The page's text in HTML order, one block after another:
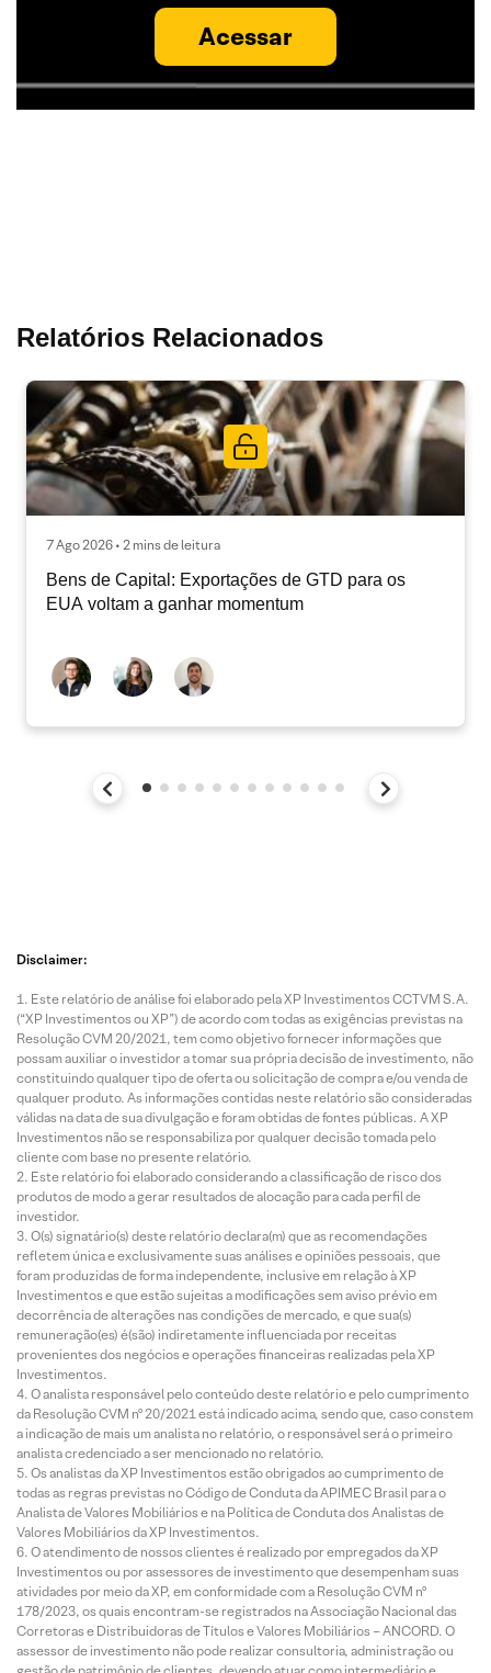
Acessar
Relatórios Relacionados
7 Ago 2026 • 2 mins de leitura
Bens de Capital: Exportações de GTD para os
EUA voltam a ganhar momentum
Disclaimer:
Este relatório de análise foi elaborado pela XP Investimentos CCTVM S.A.
(“XP Investimentos ou XP”) de acordo com todas as exigências previstas na
Resolução CVM 20/2021, tem como objetivo fornecer informações que
possam auxiliar o investidor a tomar sua própria decisão de investimento, não
constituindo qualquer tipo de oferta ou solicitação de compra e/ou venda de
qualquer produto. As informações contidas neste relatório são consideradas
válidas na data de sua divulgação e foram obtidas de fontes públicas. A XP
Investimentos não se responsabiliza por qualquer decisão tomada pelo
cliente com base no presente relatório.
Este relatório foi elaborado considerando a classificação de risco dos
produtos de modo a gerar resultados de alocação para cada perfil de
investidor.
O(s) signatário(s) deste relatório declara(m) que as recomendações
refletem única e exclusivamente suas análises e opiniões pessoais, que
foram produzidas de forma independente, inclusive em relação à XP
Investimentos e que estão sujeitas a modificações sem aviso prévio em
decorrência de alterações nas condições de mercado, e que sua(s)
remuneração(es) é(são) indiretamente influenciada por receitas
provenientes dos negócios e operações financeiras realizadas pela XP
Investimentos.
O analista responsável pelo conteúdo deste relatório e pelo cumprimento
da Resolução CVM nº 20/2021 está indicado acima, sendo que, caso constem
a indicação de mais um analista no relatório, o responsável será o primeiro
analista credenciado a ser mencionado no relatório.
Os analistas da XP Investimentos estão obrigados ao cumprimento de
todas as regras previstas no Código de Conduta da APIMEC Brasil para o
Analista de Valores Mobiliários e na Política de Conduta dos Analistas de
Valores Mobiliários da XP Investimentos.
O atendimento de nossos clientes é realizado por empregados da XP
Investimentos ou por assessores de investimento que desempenham suas
atividades por meio da XP, em conformidade com a Resolução CVM nº
178/2023, os quais encontram-se registrados na Associação Nacional das
Corretoras e Distribuidoras de Títulos e Valores Mobiliários – ANCORD. O
assessor de investimento não pode realizar consultoria, administração ou